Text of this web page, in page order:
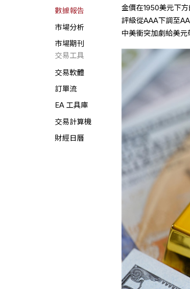
數據報告
市場分析
市場期刊
交易工具
交易軟體
訂單流
EA 工具庫
交易計算機
財經日曆
金價在1950美元下
評級從AAA下調至
中美衝突加劇給美元